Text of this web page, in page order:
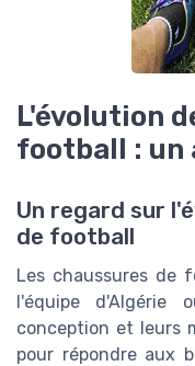
L'évolution
football : un
Un regard sur
de football
Les chaussures de
l'équipe
conception et leurs
pour répondre aux